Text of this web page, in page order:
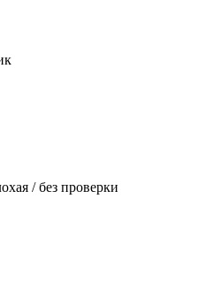
/ без проверки